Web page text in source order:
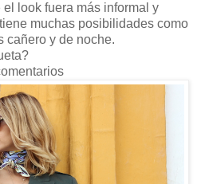
look fuera más informal y
muchas posibilidades como
cañero y de noche.